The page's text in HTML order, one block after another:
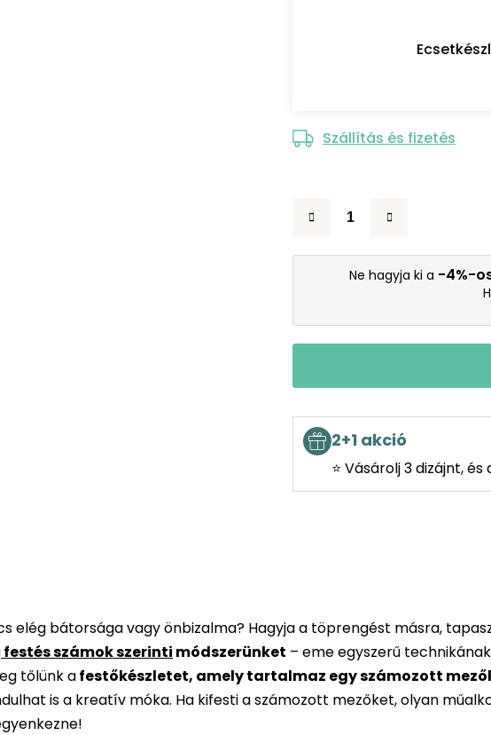
Szállítás és fizetés
Ne hagyja ki a -4%-
2+1 akció
⭐ Vásárolj 3 dizájnt,
elég bátorsága vagy önbizalma? Hagyja a töprengést másra,
festés számok szerinti módszerünket – eme egyszerű
tőlünk afestőkészletet, amely tartalmaz egy számozott
is a kreatív móka. Ha kifesti a számozott mezőket, olyan